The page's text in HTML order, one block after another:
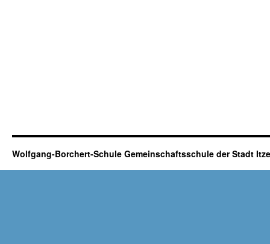
Wolfgang-Borchert-Schule Gemeinschaftsschule der Stadt